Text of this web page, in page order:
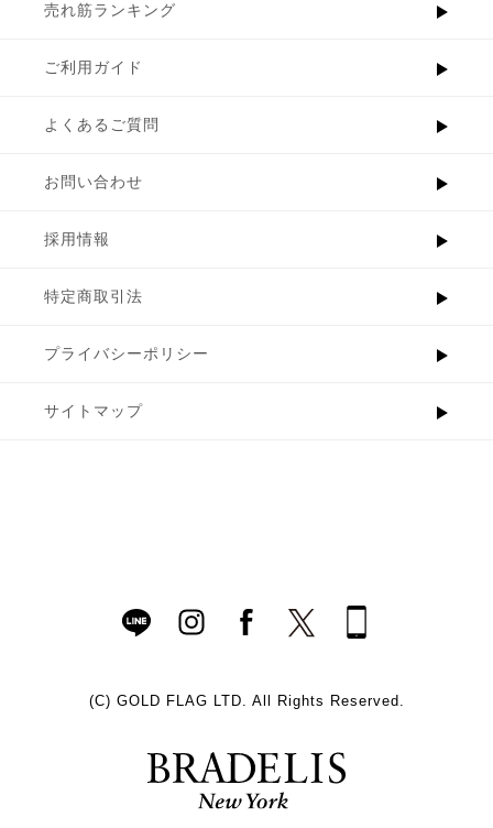
売れ筋ランキング
ご利用ガイド
よくあるご質問
お問い合わせ
採用情報
特定商取引法
プライバシーポリシー
サイトマップ
(C) GOLD FLAG LTD. All Rights Reserved.